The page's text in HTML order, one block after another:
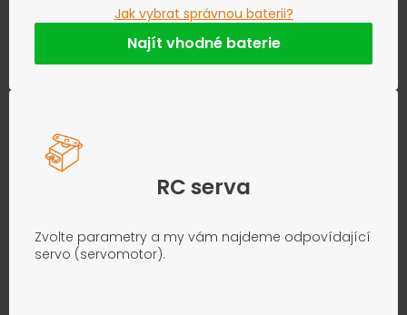
Jak vybrat správnou baterii?
Najít vhodné baterie
RC serva
Zvolte parametry a my vám najdeme odpovídající
servo (servomotor).